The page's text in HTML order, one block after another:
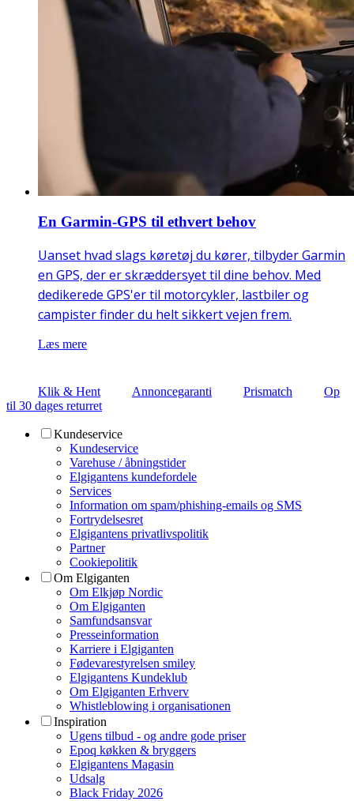
En Garmin-GPS til ethvert behov
Uanset hvad slags køretøj du kører, tilbyder Garmin
en GPS, der er skræddersyet til dine behov. Med
dedikerede GPS'er til motorcykler, lastbiler og
campister finder du helt sikkert vejen frem.
Læs mere
Klik & Hent Annoncegaranti Prismatch
Op
til 30 dages returret
Kundeservice
Kundeservice
Varehuse / åbningstider
Elgigantens kundefordele
Services
Information om spam/phishing-emails og SMS
Fortrydelsesret
Elgigantens privatlivspolitik
Partner
Cookiepolitik
Om Elgiganten
Om Elkjøp Nordic
Om Elgiganten
Samfundsansvar
Presseinformation
Karriere i Elgiganten
Fødevarestyrelsen smiley
Elgigantens Kundeklub
Om Elgiganten Erhverv
Whistleblowing i organisationen
Inspiration
Ugens tilbud - og andre gode priser
Epoq køkken & bryggers
Elgigantens Magasin
Udsalg
Black Friday 2026